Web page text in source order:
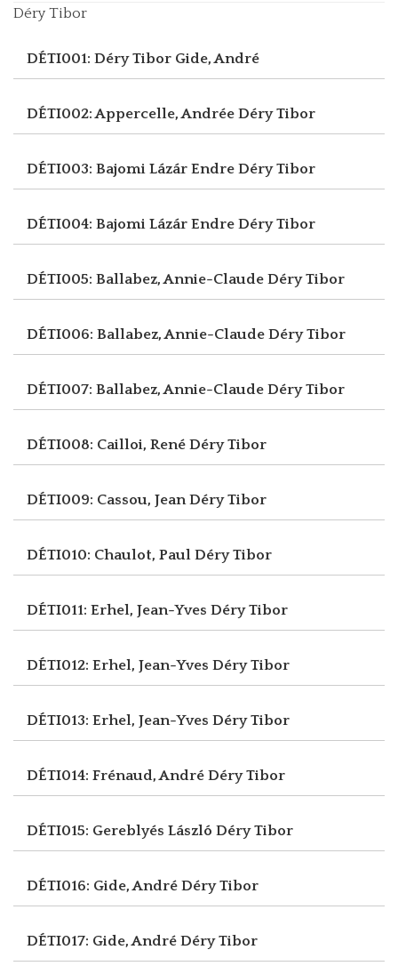
Déry Tibor
DÉTI001: Déry Tibor Gide, André
DÉTI002: Appercelle, Andrée Déry Tibor
DÉTI003: Bajomi Lázár Endre Déry Tibor
DÉTI004: Bajomi Lázár Endre Déry Tibor
DÉTI005: Ballabez, Annie-Claude Déry Tibor
DÉTI006: Ballabez, Annie-Claude Déry Tibor
DÉTI007: Ballabez, Annie-Claude Déry Tibor
DÉTI008: Cailloi, René Déry Tibor
DÉTI009: Cassou, JeanDéry Tibor
DÉTI010: Chaulot, Paul Déry Tibor
DÉTI011: Erhel, Jean-Yves Déry Tibor
DÉTI012: Erhel, Jean-Yves Déry Tibor
DÉTI013: Erhel, Jean-Yves Déry Tibor
DÉTI014: Frénaud, André Déry Tibor
DÉTI015: Gereblyés László Déry Tibor
DÉTI016: Gide, André Déry Tibor
DÉTI017: Gide, André Déry Tibor